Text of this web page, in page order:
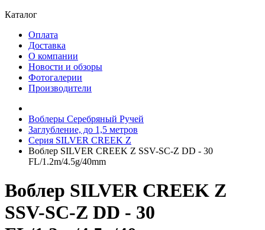
Каталог
Оплата
Доставка
О компании
Новости и обзоры
Фотогалерии
Производители
Воблеры Серебряный Ручей
Заглубление, до 1,5 метров
Серия SILVER CREEK Z
Воблер SILVER CREEK Z SSV-SC-Z DD - 30
FL/1.2m/4.5g/40mm
Воблер SILVER CREEK Z
SSV-SC-Z DD - 30